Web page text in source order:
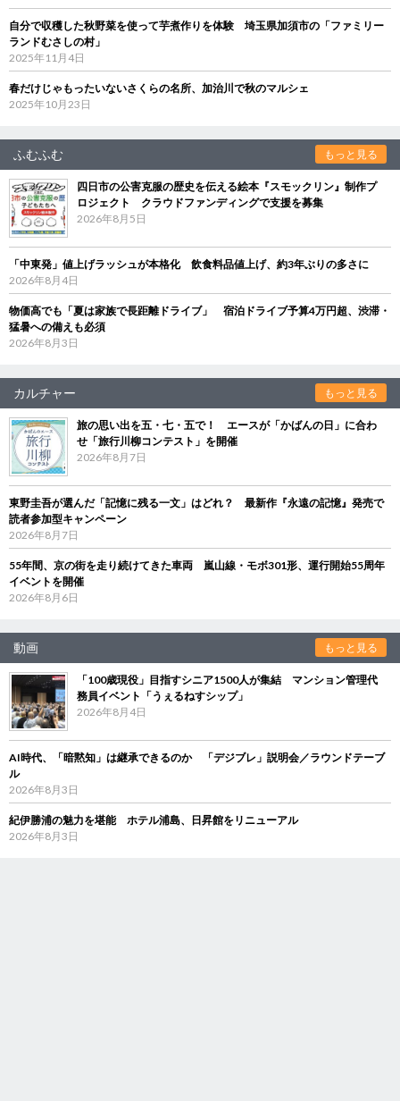
自分で収穫した秋野菜を使って芋煮作りを体験 埼玉県加須市の「ファミリー
ランドむさしの村」
2025年11月4日
春だけじゃもったいないさくらの名所、加治川で秋のマルシェ
2025年10月23日
ふむふむ もっと見る
四日市の公害克服の歴史を伝える絵本『スモックリン』制作プ
ロジェクト クラウドファンディングで支援を募集
2026年8月5日
「中東発」値上げラッシュが本格化 飲食料品値上げ、約3年ぶりの多さに
2026年8月4日
物価高でも「夏は家族で長距離ドライブ」 宿泊ドライブ予算4万円超、渋滞・
猛暑への備えも必須
2026年8月3日
カルチャー もっと見る
旅の思い出を五・七・五で！ エースが「かばんの日」に合わ
せ「旅行川柳コンテスト」を開催
2026年8月7日
東野圭吾が選んだ「記憶に残る一文」はどれ？ 最新作『永遠の記憶』発売で
読者参加型キャンペーン
2026年8月7日
55年間、京の街を走り続けてきた車両 嵐山線・モボ301形、運行開始55周年
イベントを開催
2026年8月6日
動画 もっと見る
「100歳現役」目指すシニア1500人が集結 マンション管理代
務員イベント「うぇるねすシップ」
2026年8月4日
AI時代、「暗黙知」は継承できるのか 「デジブレ」説明会／ラウンドテーブ
ル
2026年8月3日
紀伊勝浦の魅力を堪能 ホテル浦島、日昇館をリニューアル
2026年8月3日